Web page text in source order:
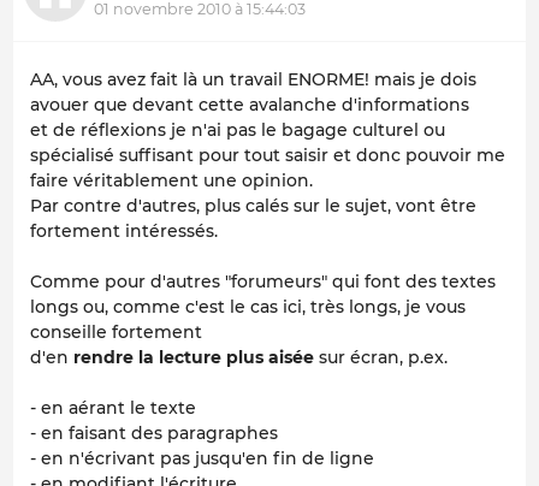
01 novembre 2010 à 15:44:03
AA, vous avez fait là un travail ENORME! mais je dois
avouer que devant cette avalanche d'informations
et de réflexions je n'ai pas le bagage culturel ou
spécialisé suffisant pour tout saisir et donc pouvoir me
faire véritablement une opinion.
Par contre d'autres, plus calés sur le sujet, vont être
fortement intéressés.
Comme pour d'autres "forumeurs" qui font des textes
longs ou, comme c'est le cas ici, très longs, je vous
conseille fortement
d'en rendre la lecture plus aisée sur écran, p.ex.
- en aérant le texte
- en faisant des paragraphes
- en n'écrivant pas jusqu'en fin de ligne